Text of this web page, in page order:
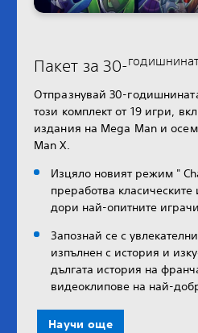
Пакет за 30-
Отпразнувай 30-
този комплект от 19 игри,
издания на Mega Man и
Man X.
Изцяло новият режим "
преработва
дори най-опитните
Запознай се с
изпълнен с история и
дългата история на
видеоклипове на най-
Научи още